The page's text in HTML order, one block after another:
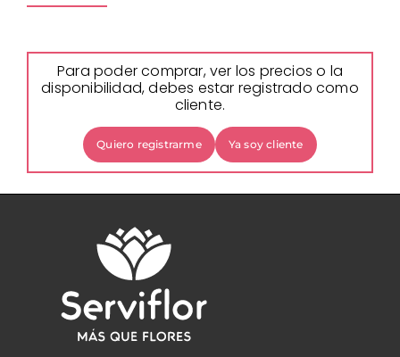
Para poder comprar, ver los precios o la
disponibilidad, debes estar registrado como
cliente.
Quiero registrarme Ya soy cliente